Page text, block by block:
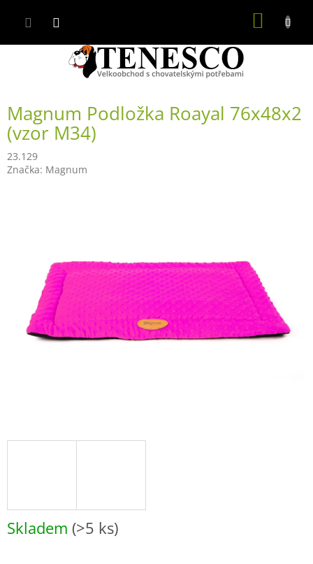
Magnum Podložka Roayal 76x48x2
(vzor M34)
23.129
Značka: Magnum
Skladem (>5 ks)